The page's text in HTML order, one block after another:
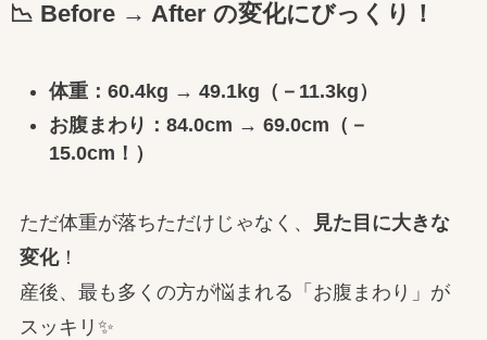
📉 Before → After の変化にびっくり！
体重：60.4kg → 49.1kg（－11.3kg）
お腹まわり：84.0cm → 69.0cm（－
15.0cm！）
ただ体重が落ちただけじゃなく、
見た目に大きな
変化！
産後、最も多くの方が悩まれる「お腹まわり」が
スッキリ✨